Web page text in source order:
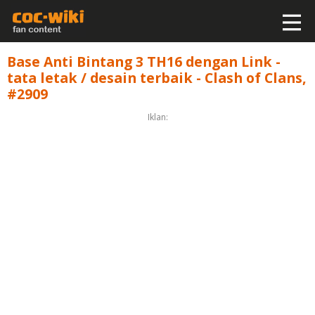
Base Anti Bintang 3 TH16 dengan Link -
tata letak / desain terbaik - Clash of Clans,
#2909
Iklan: